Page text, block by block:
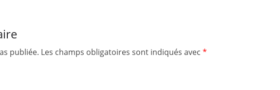
publiée. Les champs obligatoires sont indiqués avec *